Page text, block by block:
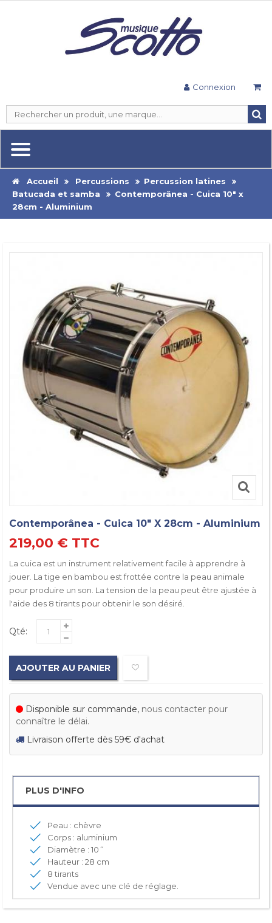
Connexion
Accueil Percussions
Percussion latines
Batucada et samba
Contemporânea - Cuica 10" x
28cm - Aluminium
Contemporânea - Cuica 10" X 28cm - Aluminium
219,00 € TTC
La cuica est un instrument relativement facile à apprendre à
jouer. La tige en bambou est frottée contre la peau animale
pour produire un son. La tension de la peau peut être ajustée à
l'aide des 8 tirants pour obtenir le son désiré.
Qté:
AJOUTER AU PANIER
Disponible sur commande, nous contacter pour
connaître le délai.
Livraison offerte dès 59€ d'achat
PLUS D'INFO
Peau : chèvre
Corps : aluminium
Diamètre : 10˝
Hauteur : 28 cm
8 tirants
Vendue avec une clé de réglage.